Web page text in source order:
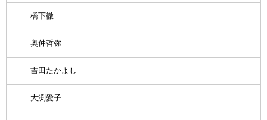
橋下徹
奥仲哲弥
吉田たかよし
大渕愛子